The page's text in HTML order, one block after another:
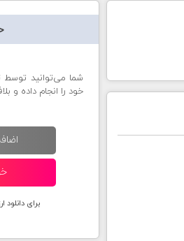
شما می‌توانید
خود را انجام داده و
برای دانلود